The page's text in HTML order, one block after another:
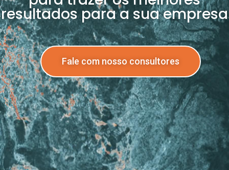
resultados para a sua empresa
Fale com nosso consultores